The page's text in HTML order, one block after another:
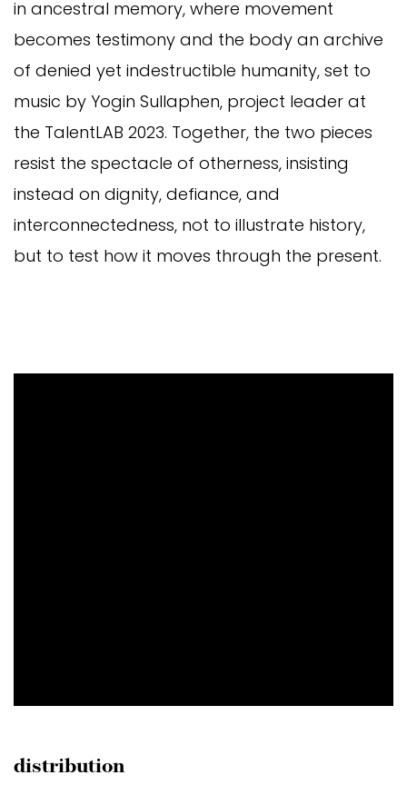
in ancestral memory, where movement
becomes testimony and the body an archive
of denied yet indestructible humanity, set to
music by Yogin Sullaphen, project leader at
the TalentLAB 2023. Together, the two pieces
resist the spectacle of otherness, insisting
instead on dignity, defiance, and
interconnectedness, not to illustrate history,
but to test how it moves through the present.
distribution